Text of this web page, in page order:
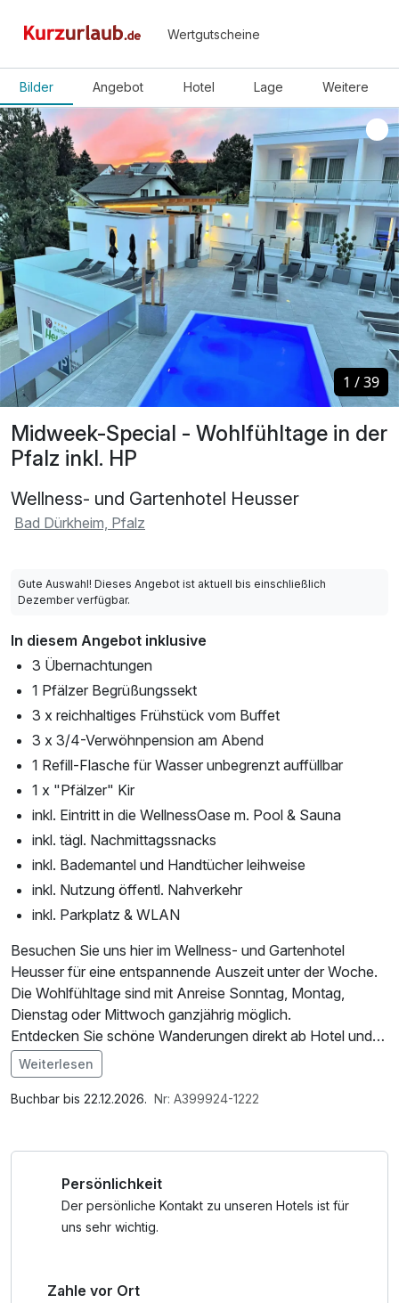
Wertgutscheine
Bilder Angebot Hotel Lage Weitere
Midweek-Special - Wohlfühltage in der
Pfalz inkl. HP
Wellness- und Gartenhotel Heusser
Bad Dürkheim, Pfalz
1 /39
1 /39
Gute Auswahl! Dieses Angebot ist aktuell bis einschließlich
Dezember verfügbar.
In diesem Angebot inklusive
3 Übernachtungen
1 Pfälzer Begrüßungssekt
3 x reichhaltiges Frühstück vom Buffet
3 x 3/4-Verwöhnpension am Abend
1 Refill-Flasche für Wasser unbegrenzt auffüllbar
1 x "Pfälzer" Kir
inkl. Eintritt in die WellnessOase m. Pool & Sauna
inkl. tägl. Nachmittagssnacks
inkl. Bademantel und Handtücher leihweise
inkl. Nutzung öffentl. Nahverkehr
inkl. Parkplatz & WLAN
Besuchen Sie uns hier im Wellness- und Gartenhotel
Heusser für eine entspannende Auszeit unter der Woche.
Die Wohlfühltage sind mit Anreise Sonntag, Montag,
Dienstag oder Mittwoch ganzjährig möglich.
Entdecken Sie schöne Wanderungen direkt ab Hotel und
das schöne Bad Dürkheim oder lassen Sie einfach 3 tage
lang in unserem Hotel mit großer Wellnessoase die Seele
baumeln.
Im Angebot enthalten
Saunabenutzung, Saunatuch, Leihbademantel, Parkplatz,
Bademantel und -tücher
Weiterlesen
Buchbar bis 22.12.2026. Nr: A399924-1222
Persönlichkeit
Der persönliche Kontakt zu unseren Hotels ist für
uns sehr wichtig.
Zahle vor Ort